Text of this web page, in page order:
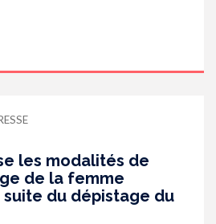
les modalités de
de la femme
du dépistage du